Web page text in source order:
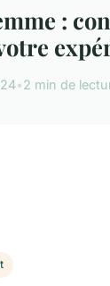
:
•2 min de